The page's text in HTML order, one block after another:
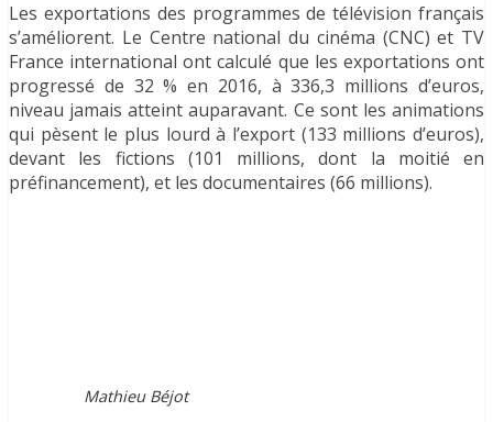
Les exportations des programmes de télévision français
s’améliorent. Le Centre national du cinéma (CNC) et TV
France international ont calculé que les exportations ont
progressé de 32 % en 2016, à 336,3 millions d’euros,
niveau jamais atteint auparavant. Ce sont les animations
qui pèsent le plus lourd à l’export (133 millions d’euros),
devant les fictions (101 millions, dont la moitié en
préfinancement), et les documentaires (66 millions).
Mathieu Béjot